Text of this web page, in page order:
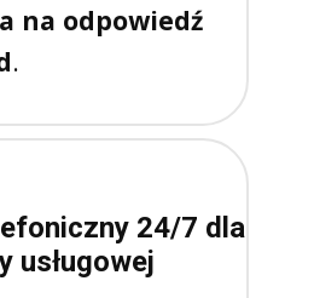
na odpowiedź
.
24/7 dla
usługowej